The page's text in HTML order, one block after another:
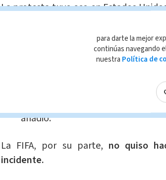
La protesta tuvo eco en Estados
"Estamos preocupados por el
espectadores y deportistas
la Casa Blanca Karine Jean-
Catar y a todos los cataríes que
emir, dando la bienvenida a
añadió.
La FIFA, por su parte, no quiso
incidente.
para darte la mejor
continúas navegando
nuestra Política de